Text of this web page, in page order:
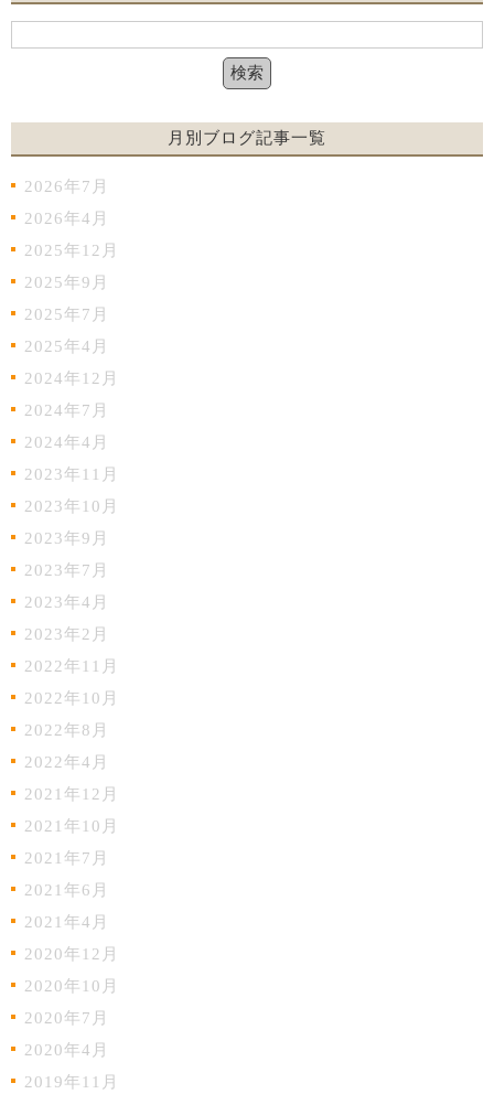
月別ブログ記事一覧
2026年7月
2026年4月
2025年12月
2025年9月
2025年7月
2025年4月
2024年12月
2024年7月
2024年4月
2023年11月
2023年10月
2023年9月
2023年7月
2023年4月
2023年2月
2022年11月
2022年10月
2022年8月
2022年4月
2021年12月
2021年10月
2021年7月
2021年6月
2021年4月
2020年12月
2020年10月
2020年7月
2020年4月
2019年11月